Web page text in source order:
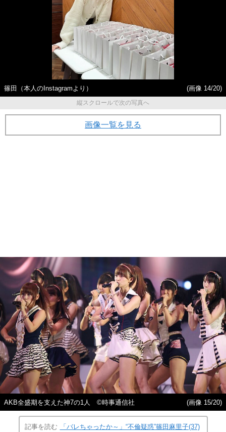
篠田（本人のInstagramより）
(画像 14/20)
縦スクロールで次の写真へ
画像一覧を見る
AKB全盛期を支えた神7の1人 ©時事通信社 (画像 15/20)
記事を読む
「バレちゃったか～」“不倫疑惑”篠田麻里子(37)